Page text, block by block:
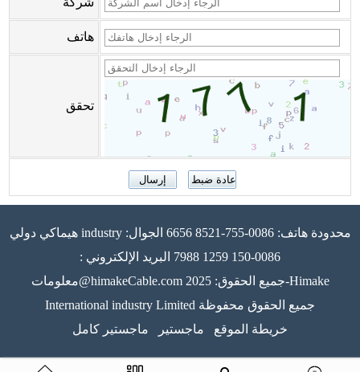
هاتف
تحقق
هيماكي دولي industry محدودة هاتف: 0086-755-8521 6656 الجوال:
0086-150 1259 7988 البريد الإلكتروني :
معلومات@himakeCable.com جميع الحقوق: 2025-Himake
International industry Limited جميع الحقوق محفوظة
خريطة الموقع
ماجستير ماجستير كامل